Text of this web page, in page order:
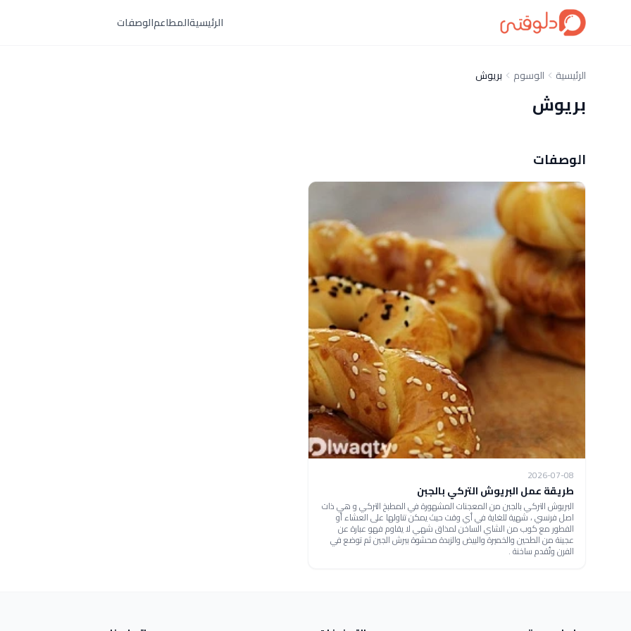
الرئيسيةالمطاعمالوصفات
الرئيسية الوسوم بريوش
بريوش
الوصفات
2026-07-08
طريقة عمل البريوش التركي بالجبن
البريوش التركي بالجبن من المعجنات المشهورة في المطبخ التركي و هي ذات
اصل فرنسي ، شهية للغاية في أي وقت حيث يمكن تناولها على العشاء أو
الفطور مع كوب من الشاي الساخن لمذاق شهي لا يقاوم فهو عبارة عن
عجينة من الطحين والخميرة والبيض والزبدة محشوة ببرش الجبن ثم توضع في
الفرن وتُقدم ساخنة .